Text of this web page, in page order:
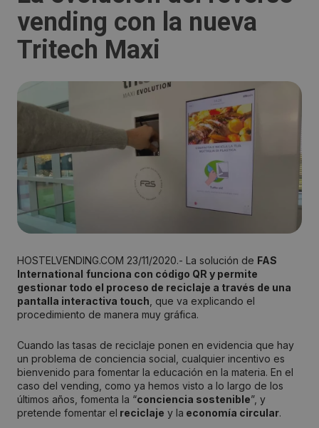
vending con la nueva
Tritech Maxi
HOSTELVENDING.COM 23/11/2020.- La solución de FAS
International funciona con código QR y permite
gestionar todo el proceso de reciclaje a través de una
pantalla interactiva touch , que va explicando el
procedimiento de manera muy gráfica.
Cuando las tasas de reciclaje ponen en evidencia que hay
un problema de conciencia social, cualquier incentivo es
bienvenido para fomentar la educación en la materia. En el
caso del vending, como ya hemos visto a lo largo de los
últimos años, fomenta la “conciencia sostenible”, y
pretende fomentar el reciclaje y la economía circular.